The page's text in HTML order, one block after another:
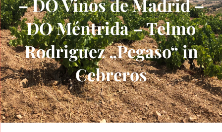
– DO Vinos de Madrid –
DO Méntrida – Telmo
Rodriguez „Pegaso“ in
Cebreros